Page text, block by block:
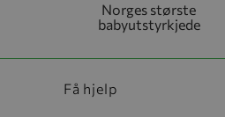
Norges største
babyutstyrkjede
Få hjelp